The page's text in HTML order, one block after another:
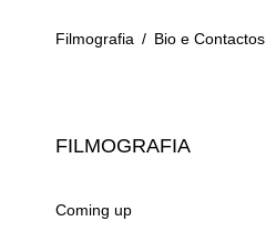
Filmografia / Bio e Contactos
FILMOGRAFIA
Coming up